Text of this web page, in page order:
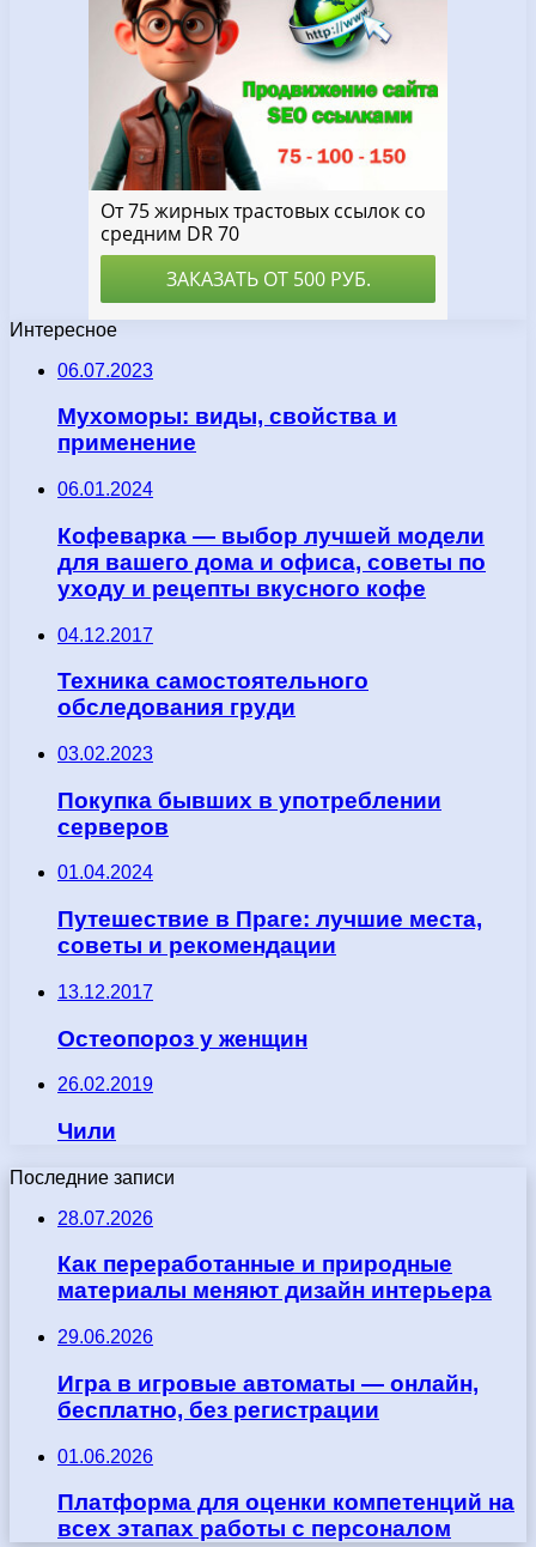
Интересное
06.07.2023
Мухоморы: виды, свойства и
применение
06.01.2024
Кофеварка — выбор лучшей модели
для вашего дома и офиса, советы по
уходу и рецепты вкусного кофе
04.12.2017
Техника самостоятельного
обследования груди
03.02.2023
Покупка бывших в употреблении
серверов
01.04.2024
Путешествие в Праге: лучшие места,
советы и рекомендации
13.12.2017
Остеопороз у женщин
26.02.2019
Чили
Последние записи
28.07.2026
Как переработанные и природные
материалы меняют дизайн интерьера
29.06.2026
Игра в игровые автоматы — онлайн,
бесплатно, без регистрации
01.06.2026
Платформа для оценки компетенций на
всех этапах работы с персоналом